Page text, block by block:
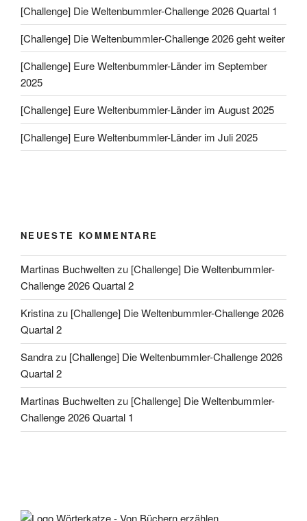
[Challenge] Die Weltenbummler-Challenge 2026 Quartal 1
[Challenge] Die Weltenbummler-Challenge 2026 geht weiter
[Challenge] Eure Weltenbummler-Länder im September
2025
[Challenge] Eure Weltenbummler-Länder im August 2025
[Challenge] Eure Weltenbummler-Länder im Juli 2025
NEUESTE KOMMENTARE
Martinas Buchweltenzu [Challenge] Die Weltenbummler-
Challenge 2026 Quartal 2
Kristinazu [Challenge] Die Weltenbummler-Challenge 2026
Quartal 2
Sandrazu [Challenge] Die Weltenbummler-Challenge 2026
Quartal 2
Martinas Buchweltenzu [Challenge] Die Weltenbummler-
Challenge 2026 Quartal 1